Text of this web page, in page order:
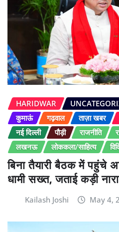
HARIDWAR
कुमाऊं
गढ़वाल ताज़ा खबर
नई दिल्ली
पौड़ी राजनीति
लखनऊ
लोककला/साहित्य
बिना तैयारी बैठक में पहुंचे
धामी सख्त, जताई कड़ी
Kailash Joshi May 4,